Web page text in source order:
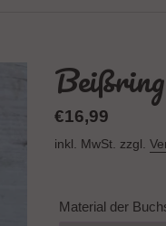
Normaler
Preis
€16,99
inkl. MwSt. zzgl.
Material der